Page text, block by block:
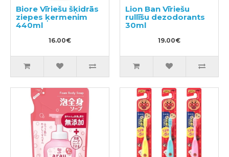
Biore Vīriešu šķidrās
ziepes ķermenim
440ml
16.00€
Lion Ban Vīriešu
rullīšu dezodorants
30ml
19.00€